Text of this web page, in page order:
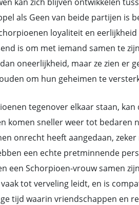
als Geen van beide partijen is
loyaliteit en
is om met iemand samen te
oneerlijkheid, maar ze zien er
om hun geheimen te
tegenover elkaar staan,
komen sneller weer tot bedaren
onrecht heeft aangedaan,
een echte pretminnende
een Schorpioen-vrouw samen
tot verveling leidt, en is
tijd waarin vriendschappen en